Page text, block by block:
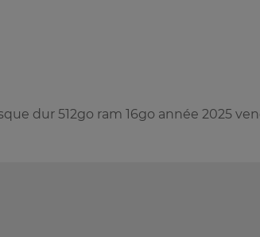
dur 512go ram 16go année 2025